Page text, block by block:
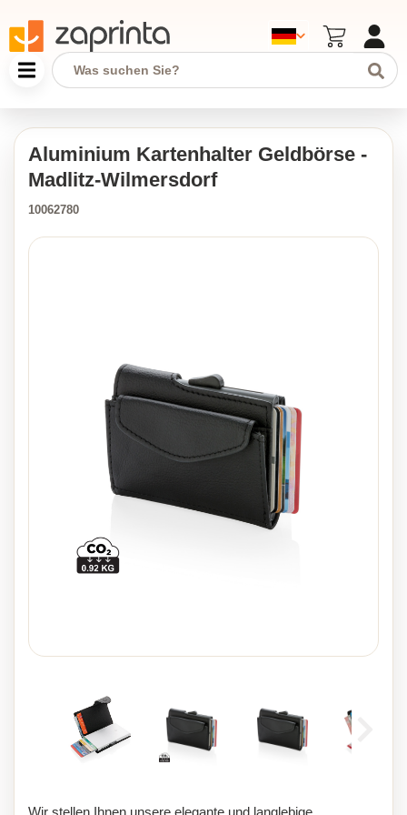
Aluminium Kartenhalter Geldbörse -
Madlitz-Wilmersdorf
10062780
Wir stellen Ihnen unsere elegante und langlebige